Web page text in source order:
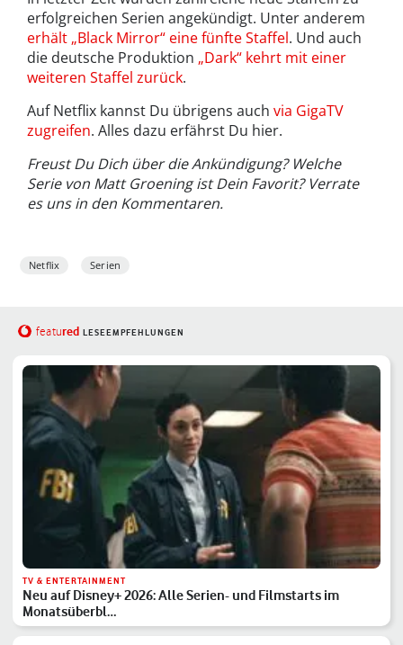
erfolgreichen Serien angekündigt. Unter anderem
erhält „Black Mirror“ eine fünfte Staffel. Und auch
die deutsche Produktion „Dark“ kehrt mit einer
weiteren Staffel zurück.
Auf Netflix kannst Du übrigens auch via GigaTV
zugreifen. Alles dazu erfährst Du hier.
Freust Du Dich über die Ankündigung? Welche
Serie von Matt Groening ist Dein Favorit? Verrate
es uns in den Kommentaren.
Netflix Serien
featured LESEEMPFEHLUNGEN
TV & ENTERTAINMENT
Neu auf Disney+ 2026: Alle Serien- und Filmstarts im
Monatsüberbl…